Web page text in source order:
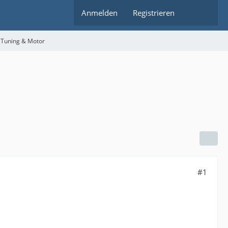
Anmelden Registrieren
& Motor
#1